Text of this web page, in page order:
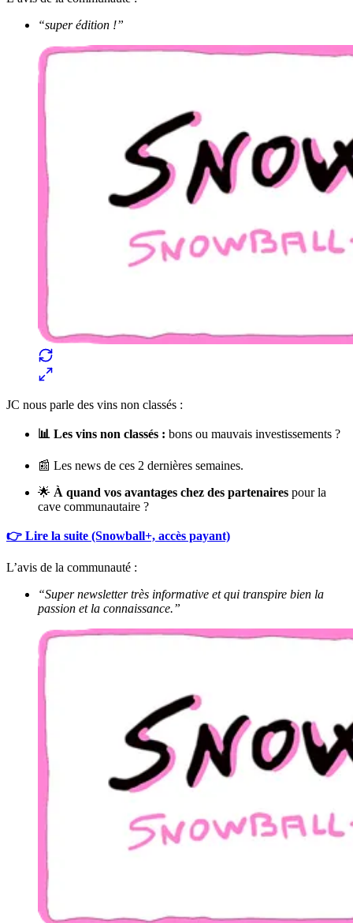
“super édition !”
JC nous parle des vins non classés :
📊 Les vins non classés : bons ou mauvais investissements ?
📰 Les news de ces 2 dernières semaines.
🌟 À quand vos avantages chez des partenaires pour la
cave communautaire ?
👉 Lire la suite (Snowball+, accès payant)
L’avis de la communauté :
“Super newsletter très informative et qui transpire bien la
passion et la connaissance.”